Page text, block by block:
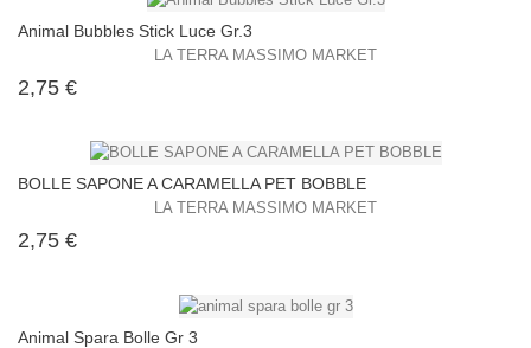
Animal Bubbles Stick Luce Gr.3
LA TERRA MASSIMO MARKET
2,75 €Prezzo
BOLLE SAPONE A CARAMELLA PET BOBBLE
LA TERRA MASSIMO MARKET
2,75 €Prezzo
Animal Spara Bolle Gr 3